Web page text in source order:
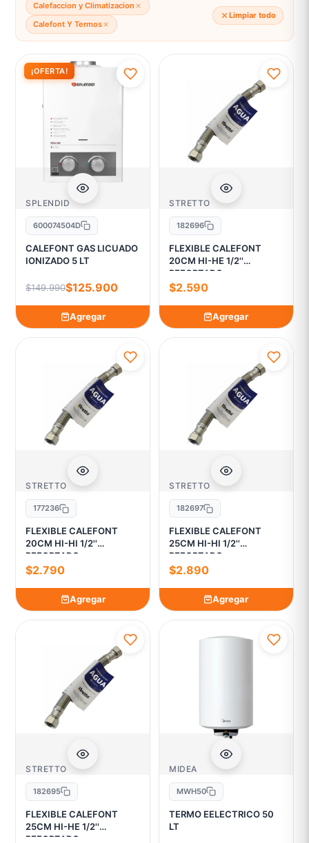
Calefaccion y Climatizacion
Calefont Y Termos
Limpiar todo
¡OFERTA!
SPLENDID
600074504D
CALEFONT GAS LICUADO
IONIZADO 5 LT
$149.990$125.900
Agregar
STRETTO
182696
FLEXIBLE CALEFONT
20CM HI-HE 1/2''
REFORZADO
$2.590
Agregar
STRETTO
177236
FLEXIBLE CALEFONT
20CM HI-HI 1/2''
REFORZADO
$2.790
Agregar
STRETTO
182697
FLEXIBLE CALEFONT
25CM HI-HI 1/2''
REFORZADO
$2.890
Agregar
STRETTO
182695
FLEXIBLE CALEFONT
25CM HI-HE 1/2''
REFORZADO
MIDEA
MWH50
TERMO EELECTRICO 50
LT